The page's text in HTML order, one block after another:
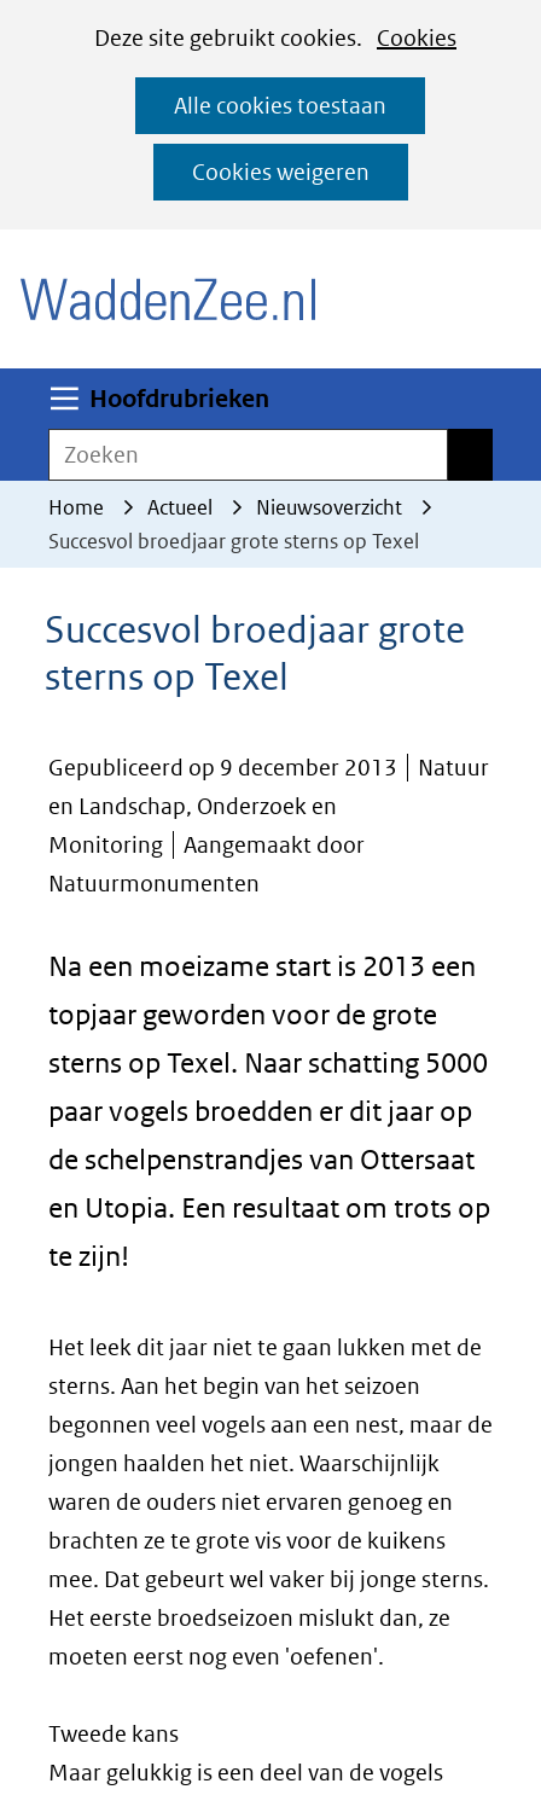
CookiesDeze site gebruikt cookies. Cookies
deze
worden
toegestaan
geweigerd.
Alle cookies toestaan
Cookies weigeren
Ga
naar
de
inhoud
Hoofdrubrieken
Zoeken
Home Actueel
Nieuwsoverzicht
Succesvol broedjaar grote sterns op Texel
Succesvol broedjaar grote
sterns op Texel
Gepubliceerd op 9 december 2013
Natuur
en Landschap, Onderzoek en
Monitoring
Aangemaakt door
Natuurmonumenten
Na een moeizame start is 2013 een
topjaar geworden voor de grote
sterns op Texel. Naar schatting 5000
paar vogels broedden er dit jaar op
de schelpenstrandjes van Ottersaat
en Utopia. Een resultaat om trots op
te zijn!
Het leek dit jaar niet te gaan lukken met de
sterns. Aan het begin van het seizoen
begonnen veel vogels aan een nest, maar de
jongen haalden het niet. Waarschijnlijk
waren de ouders niet ervaren genoeg en
brachten ze te grote vis voor de kuikens
mee. Dat gebeurt wel vaker bij jonge sterns.
Het eerste broedseizoen mislukt dan, ze
moeten eerst nog even 'oefenen'.
Tweede kans
Maar gelukkig is een deel van de vogels